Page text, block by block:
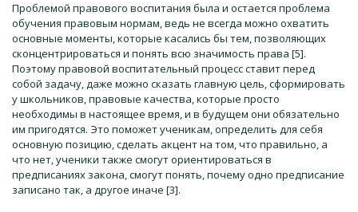
Проблемой правового воспитания была и остается проблема
обучения правовым нормам, ведь не всегда можно охватить
основные моменты, которые касались бы тем, позволяющих
сконцентрироваться и понять всю значимость права [5].
Поэтому правовой воспитательный процесс ставит перед
собой задачу, даже можно сказать главную цель, сформировать
у школьников, правовые качества, которые просто
необходимы в настоящее время, и в будущем они обязательно
им пригодятся. Это поможет ученикам, определить для себя
основную позицию, сделать акцент на том, что правильно, а
что нет, ученики также смогут ориентироваться в
предписаниях закона, смогут понять, почему одно предписание
записано так, а другое иначе [3].